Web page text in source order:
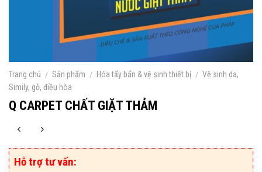
Trang chủ / Sản phẩm / Hóa tẩy bẩn & vệ sinh thiết bị / Vệ sinh da,
Simily, gỗ, điều hòa
Q CARPET CHẤT GIẶT THẢM
Hỗ trợ tư vấn: